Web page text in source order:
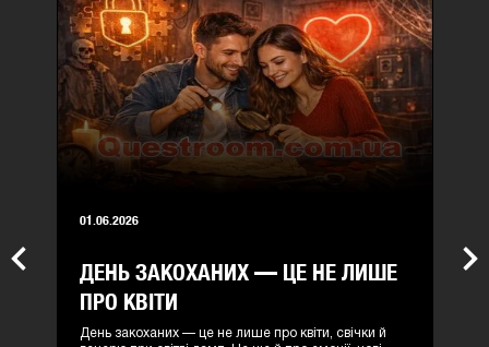
Previous
ДЕНЬ ЗАКОХАНИХ — ЦЕ НЕ ЛИШЕ
ПРО КВІТИ
День закоханих — це не лише про квіти, свічки й
01.06.2026